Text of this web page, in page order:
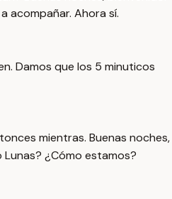
acompañar. Ahora sí.
Damos que los 5 minuticos
mientras. Buenas noches,
¿Cómo estamos?